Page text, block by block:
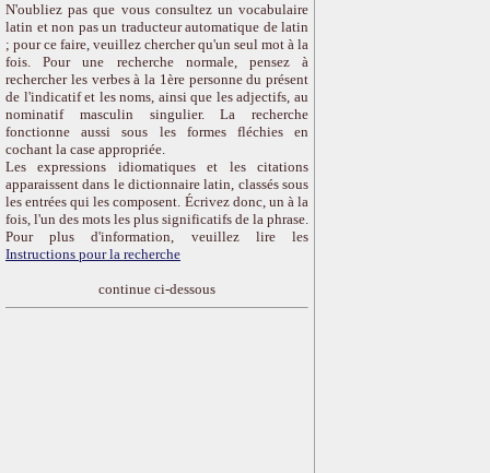
N'oubliez pas que vous consultez un vocabulaire
latin et non pas un traducteur automatique de latin
; pour ce faire, veuillez chercher qu'un seul mot à la
fois. Pour une recherche normale, pensez à
rechercher les verbes à la 1ère personne du présent
de l'indicatif et les noms, ainsi que les adjectifs, au
nominatif masculin singulier. La recherche
fonctionne aussi sous les formes fléchies en
cochant la case appropriée.
Les expressions idiomatiques et les citations
apparaissent dans le dictionnaire latin, classés sous
les entrées qui les composent. Écrivez donc, un à la
fois, l'un des mots les plus significatifs de la phrase.
Pour plus d'information, veuillez lire les
Instructions pour la recherche
continue ci-dessous